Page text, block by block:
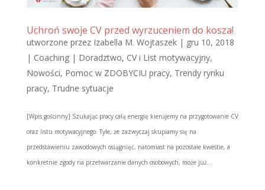
Uchroń swoje CV przed wyrzuceniem do kosza!
utworzone przez Izabella M. Wojtaszek| gru 10, 2018
| Coaching | Doradztwo, CV i List motywacyjny,
Nowości, Pomoc w ZDOBYCIU pracy, Trendy rynku
pracy, Trudne sytuacje
[Wpis gościnny] Szukając pracy całą energię kierujemy na przygotowanie CV
oraz listu motywacyjnego. Tyle, że zazwyczaj skupiamy się na
przedstawieniu zawodowych osiągnięć, natomiast na pozostałe kwestie, a
konkretnie zgody na przetwarzanie danych osobowych, może już...